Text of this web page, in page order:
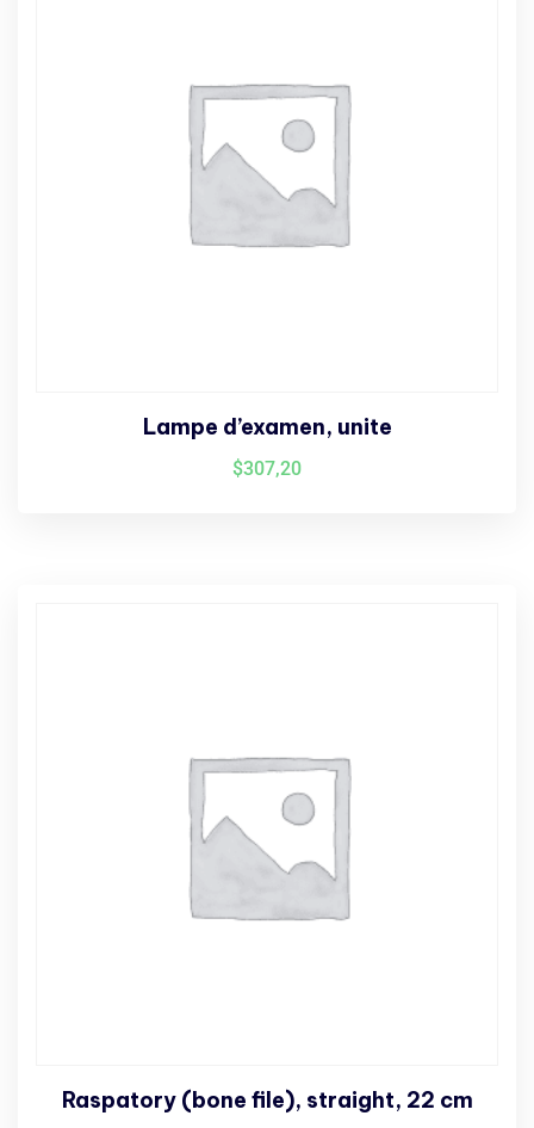
Lampe d’examen, unite
$307,20
Raspatory (bone file), straight, 22 cm